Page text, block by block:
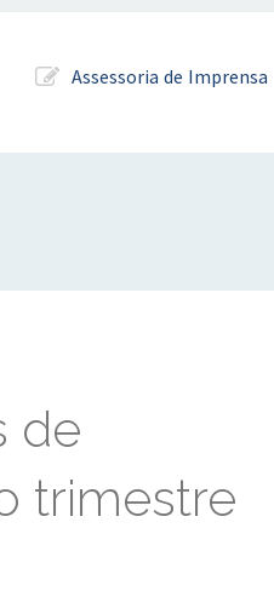
Pular para o conteúdo
Assessoria de Imprensa
de
trimestre